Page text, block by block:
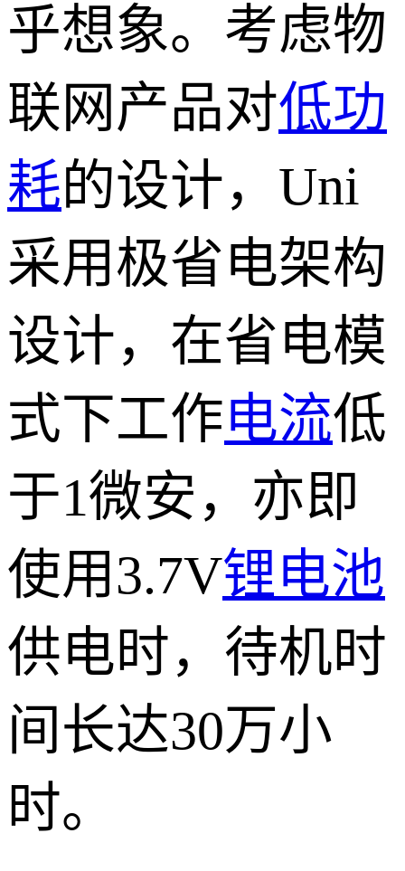
乎想象。考虑物
联网产品对低功
耗的设计，Uni
采用极省电架构
设计，在省电模
式下工作电流低
于1微安，亦即
使用3.7V锂电池
供电时，待机时
间长达30万小
时。